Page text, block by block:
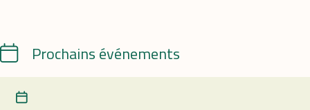
CalendrierProchains événements